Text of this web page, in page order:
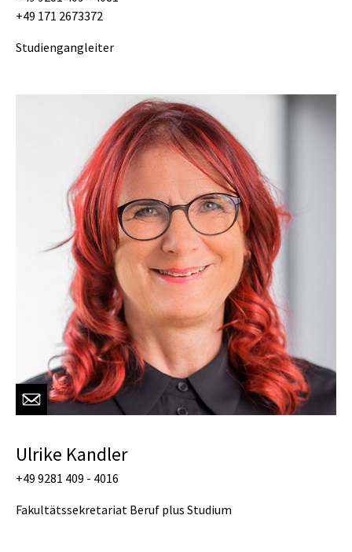
+49 171 2673372
Studiengangleiter
Ulrike Kandler
+49 9281 409 - 4016
Fakultätssekretariat Beruf plus Studium